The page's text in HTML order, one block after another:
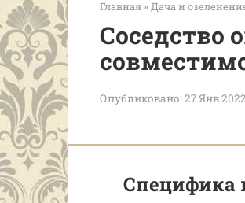
Главная » Дача и
Соседство
Опубликовано:27 Янв 2022
Специфика